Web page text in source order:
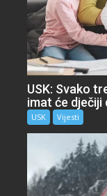
USK: Svako
imat će dječiji
USK Vijesti